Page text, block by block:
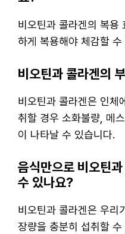
비오틴과 콜라겐의 복용
하게 복용해야 체감할 수
비오틴과 콜라겐의
비오틴과 콜라겐은 인체
취할 경우 소화불량, 메
이 나타날 수 있습니다.
음식만으로 비오틴
수 있나요?
비오틴과 콜라겐은 우리
장량을 충분히 섭취할